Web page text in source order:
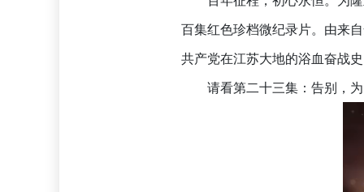
百集红色珍档微纪录片。由来
共产党在江苏大地的浴血奋战
请看第二十三集：告别，为